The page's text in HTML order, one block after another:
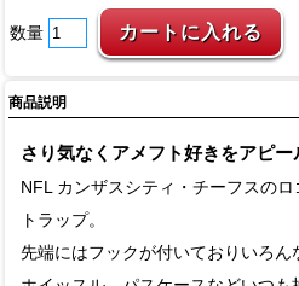
数量
商品説明
さり気なくアメフト好きをアピー
NFL カンザスシティ・チーフスの
トラップ。
先端にはフックが付いておりいろ